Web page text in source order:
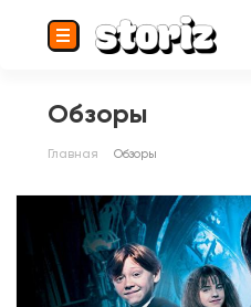
Обзоры
Главная Обзоры